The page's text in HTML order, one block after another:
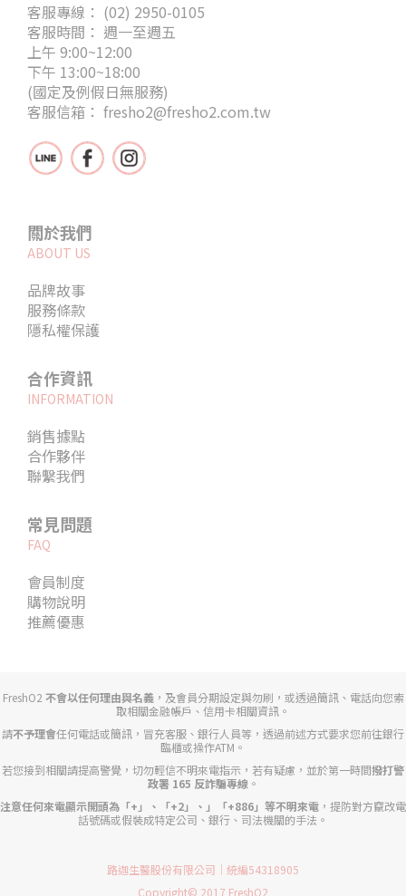
客服專線： (02) 2950-0105
客服時間： 週一至週五
上午 9:00~12:00
下午 13:00~18:00
(國定及例假日無服務)
客服信箱： fresho2@fresho2.com.tw
關於我們
ABOUT US
品牌故事
服務條款
隱私權保護
合作資訊
INFORMATION
銷售據點
合作夥伴
聯繫我們
常見問題
FAQ
會員制度
購物說明
推薦優惠
FreshO2 不會以任何理由與名義，及會員分期設定與勿刷，或透過簡訊、電話向您索
取相關金融帳戶、信用卡相關資訊。
請不予理會任何電話或簡訊，冒充客服、銀行人員等，透過前述方式要求您前往銀行
臨櫃或操作ATM。
若您接到相關請提高警覺，切勿輕信不明來電指示，若有疑慮，並於第一時間撥打警
政署 165 反詐騙專線 。
注意任何來電顯示開頭為「+」、「+2」、」「+886」等不明來電 ，提防對方竄改電
話號碼或假裝成特定公司、銀行、司法機關的手法。
路迦生醫股份有限公司｜統編54318905
Copyright© 2017 FreshO2